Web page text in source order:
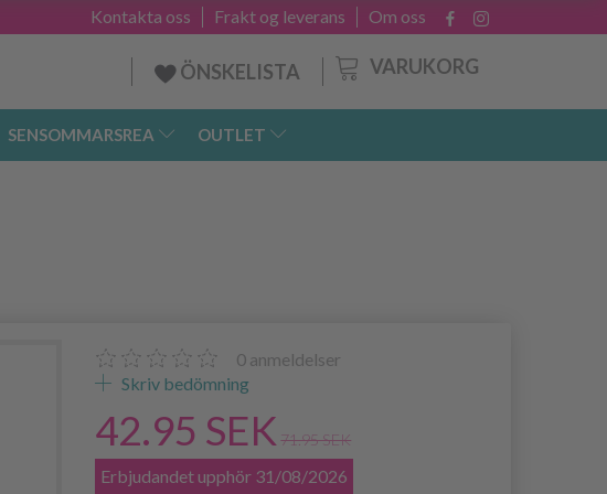
Om oss
Frakt og leverans
Kontakta oss
VARUKORG
ÖNSKELISTA
SENSOMMARSREA OUTLET
0 anmeldelser
Skriv bedömning
42.95 SEK 71.95 SEK
Erbjudandet upphör 31/08/2026